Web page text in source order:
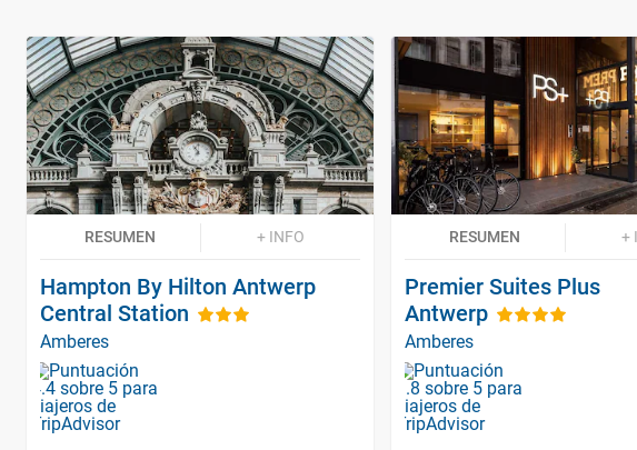
RESUMEN + INFO
Hampton By Hilton Antwerp
Central Station
Amberes
RESUMEN +
Premier Suites Plus
Antwerp
Amberes